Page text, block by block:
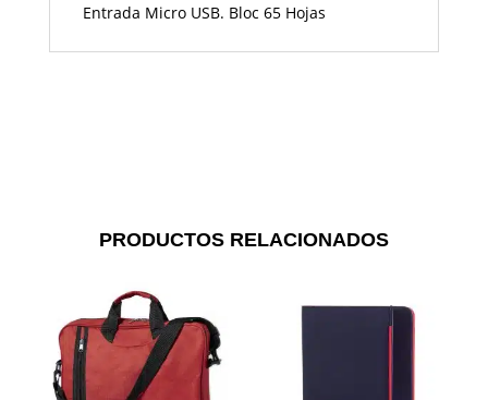
Entrada Micro USB. Bloc 65 Hojas
PRODUCTOS RELACIONADOS